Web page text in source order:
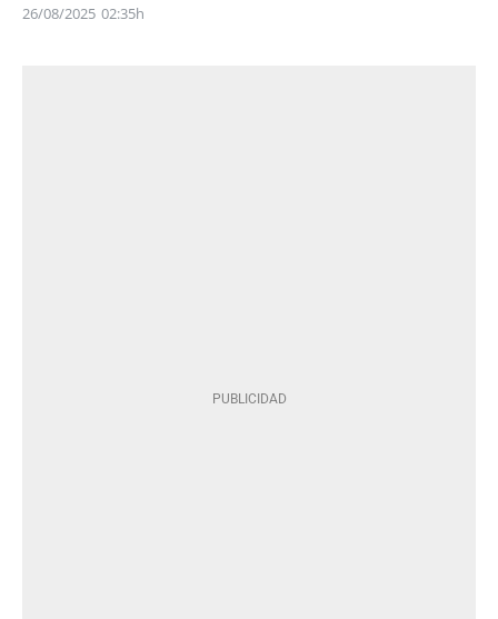
26/08/2025 02:35h